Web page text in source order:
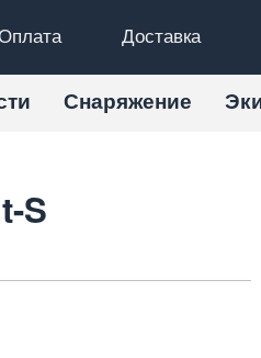
Доставка
Снаряжение
S